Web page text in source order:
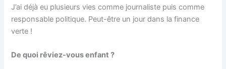
J’ai déjà eu plusieurs vies comme journaliste puis comme
responsable politique. Peut-être un jour dans la finance
verte !
De quoi rêviez-vous enfant ?